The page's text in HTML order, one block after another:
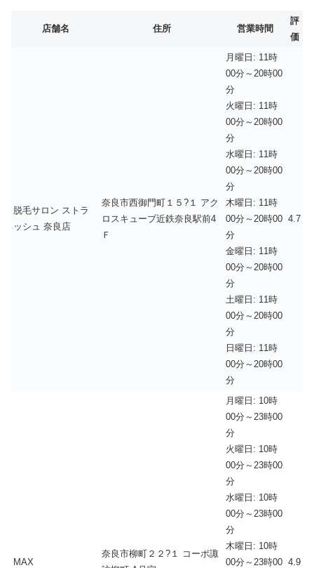
店舗名 住所 営業時間
評
価
脱毛サロン ストラ
ッシュ 奈良店
奈良市西御門町１５?１ アク
ロスキューブ近鉄奈良駅前4
Ｆ
月曜日: 11時
00分～20時00
分
火曜日: 11時
00分～20時00
分
水曜日: 11時
00分～20時00
分
木曜日: 11時
00分～20時00
分
金曜日: 11時
00分～20時00
分
土曜日: 11時
00分～20時00
分
日曜日: 11時
00分～20時00
分
4.7
MAX
奈良市柳町２２?１ コーポ諏
月曜日: 10時
00分～23時00
分
火曜日: 10時
00分～23時00
分
水曜日: 10時
00分～23時00
分
木曜日: 10時
00分～23時00 4.9